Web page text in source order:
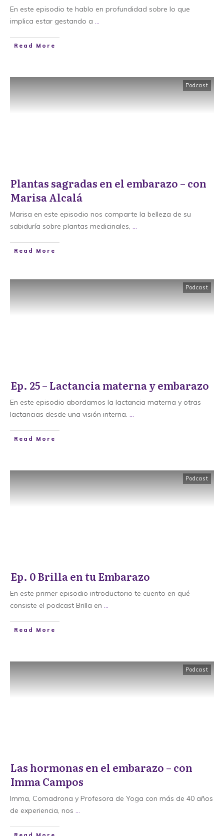
En este episodio te hablo en profundidad sobre lo que
implica estar gestando a ...
​Read More
Podcast
Plantas sagradas en el embarazo – con
Marisa Alcalá
Marisa en este episodio nos comparte la belleza de su
sabiduría sobre plantas medicinales, ...
​Read More
Podcast
Ep. 25 – Lactancia materna y embarazo
En este episodio abordamos la lactancia materna y otras
lactancias desde una visión interna. ...
​Read More
Podcast
Ep. 0 Brilla en tu Embarazo
En este primer episodio introductorio te cuento en qué
consiste el podcast Brilla en ...
​Read More
Podcast
Las hormonas en el embarazo – con
Imma Campos
Imma, Comadrona y Profesora de Yoga con más de 40 años
de experiencia, nos ...